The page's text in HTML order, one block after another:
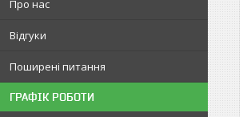
Про нас
Відгуки
Поширені питання
ГРАФІК РОБОТИ